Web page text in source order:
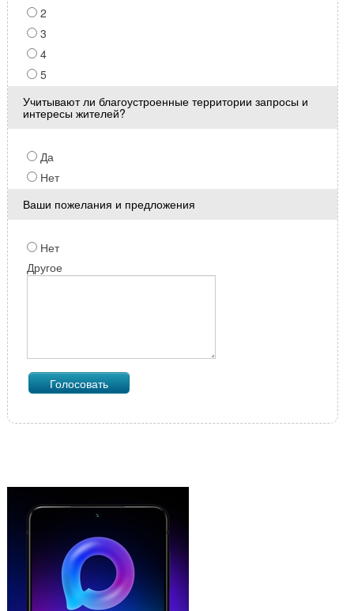
2
3
4
5
Учитывают ли благоустроенные территории запросы и
интересы жителей?
Да
Нет
Ваши пожелания и предложения
Нет
Другое